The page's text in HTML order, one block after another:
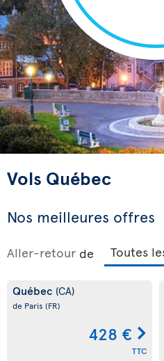
Vols Québec
Nos meilleures offres
Aller-retour de
Québec (CA)
de Paris (FR)
428 €
TTC